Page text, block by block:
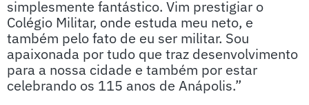
simplesmente fantástico. Vim prestigiar o
Colégio Militar, onde estuda meu neto, e
também pelo fato de eu ser militar. Sou
apaixonada por tudo que traz desenvolvimento
para a nossa cidade e também por estar
celebrando os 115 anos de Anápolis.”